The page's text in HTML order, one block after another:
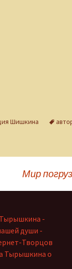
Шишкина
Мир
-
души -
Творцов
Тырышкина о